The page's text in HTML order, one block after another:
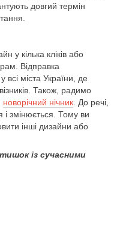
довгий термін
кілька кліків або
Відправка
всі міста України, де
Також, радимо
новорічний нічник. До речі,
і змінюється. Тому ви
інші дизайни або
із сучасними